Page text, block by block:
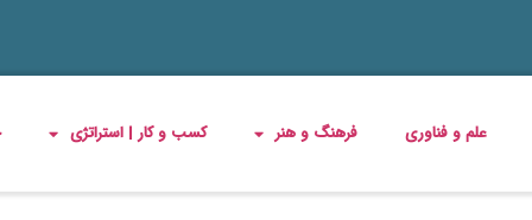
علم و فناوری فرهنگ و هنر کسب و کار | استراتژی